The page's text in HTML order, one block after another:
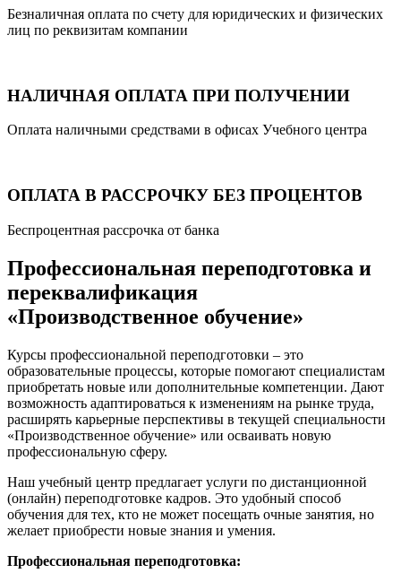
Безналичная оплата по счету для юридических и физических
лиц по реквизитам компании
НАЛИЧНАЯ ОПЛАТА ПРИ ПОЛУЧЕНИИ
Оплата наличными средствами в офисах Учебного центра
ОПЛАТА В РАССРОЧКУ БЕЗ ПРОЦЕНТОВ
Беспроцентная рассрочка от банка
Профессиональная переподготовка и
переквалификация
«Производственное обучение»
Курсы профессиональной переподготовки – это
образовательные процессы, которые помогают специалистам
приобретать новые или дополнительные компетенции. Дают
возможность адаптироваться к изменениям на рынке труда,
расширять карьерные перспективы в текущей специальности
«Производственное обучение» или осваивать новую
профессиональную сферу.
Наш учебный центр предлагает услуги по дистанционной
(онлайн) переподготовке кадров. Это удобный способ
обучения для тех, кто не может посещать очные занятия, но
желает приобрести новые знания и умения.
Профессиональная переподготовка: